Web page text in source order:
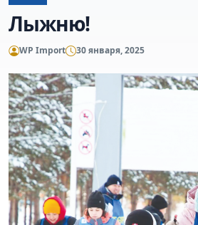
Лыжню!
WP Import 30 января, 2025